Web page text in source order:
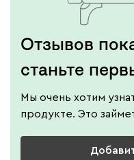
Отзывов
станьте
Мы очень хотим
продукте. Это